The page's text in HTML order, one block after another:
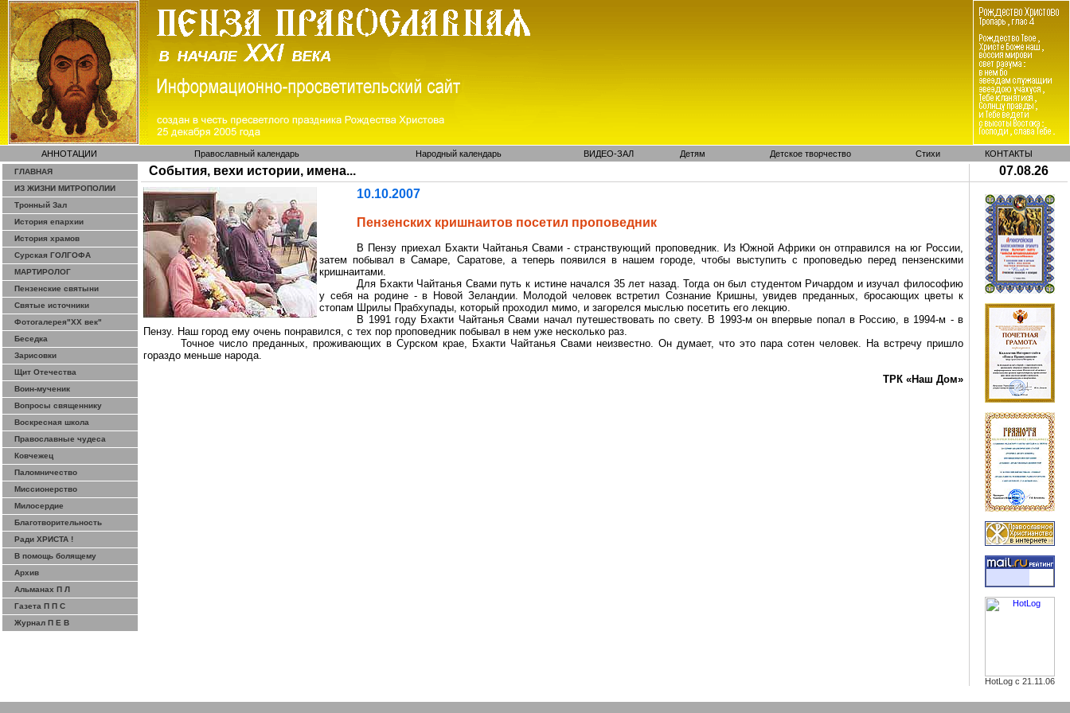
АННОТАЦИИ Православный календарь Народный календарь ВИДЕО-ЗАЛ Детям Детское творчество Стихи КОНТАКТЫ
ГЛАВНАЯ
ИЗ ЖИЗНИ МИТРОПОЛИИ
Тронный Зал
История епархии
История храмов
Сурская ГОЛГОФА
МАРТИРОЛОГ
Пензенские святыни
Святые источники
Фотогалерея"ХХ век"
Беседка
Зарисовки
Щит Отечества
Воин-мученик
Вопросы священнику
Воскресная школа
Православные чудеса
Ковчежец
Паломничество
Миссионерство
Милосердие
Благотворительность
Ради ХРИСТА !
В помощь болящему
Архив
Альманах П Л
Газета П П С
Журнал П Е В
События, вехи истории, имена...
07.08.26
10.10.2007
Пензенских кришнаитов посетил проповедник
В Пензу приехал Бхакти Чайтанья Свами - странствующий проповедник. Из Южной Африки он отправился на юг России,
затем побывал в Самаре, Саратове, а теперь появился в нашем городе, чтобы выступить с проповедью перед пензенскими
кришнаитами.
Для Бхакти Чайтанья Свами путь к истине начался 35 лет назад. Тогда он был студентом Ричардом и изучал философию
у себя на родине - в Новой Зеландии. Молодой человек встретил Сознание Кришны, увидев преданных, бросающих цветы к
стопам Шрилы Прабхупады, который проходил мимо, и загорелся мыслью посетить его лекцию.
В 1991 году Бхакти Чайтанья Свами начал путешествовать по свету. В 1993-м он впервые попал в Россию, в 1994-м - в
Пензу. Наш город ему очень понравился, с тех пор проповедник побывал в нем уже несколько раз.
Точное числопреданных, проживающих в Сурском крае, Бхакти Чайтанья Свами неизвестно. Он думает, что это пара сотен человек. На встречу пришло
гораздо меньше народа.
ТРК «Наш Дом»
HotLog с 21.11.06